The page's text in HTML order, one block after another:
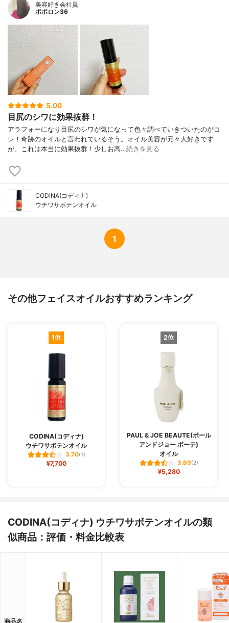
美容好き会社員
ポポロン36
5.00
目尻のシワに効果抜群！
アラフォーになり目尻のシワが気になって色々調べていきついたのがコ
レ！奇跡のオイルと言われているそう。オイル美容が元々大好きです
が、これは本当に効果抜群！少しお高…続きを見る
CODINA(コディナ)
ウチワサボテンオイル
1
その他フェイスオイルおすすめランキング
1位
CODINA(コディナ)
ウチワサボテンオイル
3.70(1)
¥7,700
2位
PAUL & JOE BEAUTE(ポール
アンドジョー ボーテ)
オイル
3.69(2)
¥5,280
CODINA(コディナ) ウチワサボテンオイルの類
似商品：評価・料金比較表
商品名